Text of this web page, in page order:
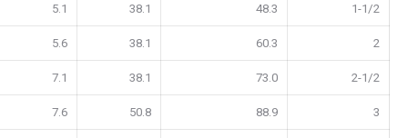
1-1/2
48.3
38.1
5.1
2
60.3
38.1
5.6
2-1/2
73.0
38.1
7.1
3
88.9
50.8
7.6